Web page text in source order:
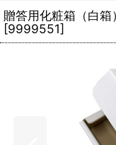
贈答用化粧箱（白箱）
[9999551]